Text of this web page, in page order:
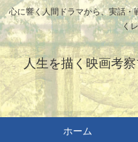
心に響く人間ドラマから、実話・
く
人生を描く映画考
ホーム